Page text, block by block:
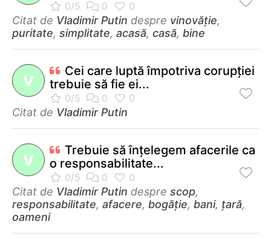
Citat de Vladimir Putin despre vinovăție,
puritate, simplitate, acasă, casă, bine
V
Cei care luptă împotriva corupţiei
trebuie să fie ei...
Citat de Vladimir Putin
V
Trebuie să înţelegem afacerile ca
o responsabilitate...
Citat de Vladimir Putin despre scop,
responsabilitate, afacere, bogăție, bani, țară,
oameni